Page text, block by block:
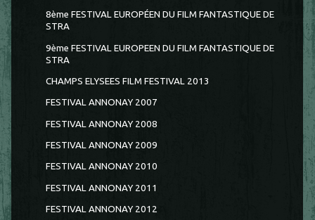
8ème FESTIVAL EUROPÉEN DU FILM FANTASTIQUE DE
STRA
9ème FESTIVAL EUROPEEN DU FILM FANTASTIQUE DE
STRA
CHAMPS ELYSEES FILM FESTIVAL 2013
FESTIVAL ANNONAY 2007
FESTIVAL ANNONAY 2008
FESTIVAL ANNONAY 2009
FESTIVAL ANNONAY 2010
FESTIVAL ANNONAY 2011
FESTIVAL ANNONAY 2012